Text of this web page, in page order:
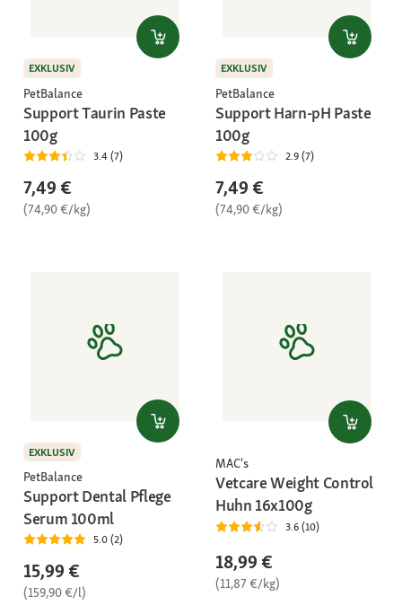
EXKLUSIV
PetBalance
Support Taurin Paste
100g
3.4 (7)
7,49 €
(74,90 €/kg)
EXKLUSIV
PetBalance
Support Harn-pH Paste
100g
2.9 (7)
7,49 €
(74,90 €/kg)
EXKLUSIV
PetBalance
Support Dental Pflege
Serum 100ml
5.0 (2)
15,99 €
(159,90 €/l)
MAC's
Vetcare Weight Control
Huhn 16x100g
3.6 (10)
18,99 €
(11,87 €/kg)